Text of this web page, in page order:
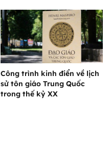
Công trình kinh điển về lịch
sử tôn giáo Trung Quốc
trong thế kỷ XX